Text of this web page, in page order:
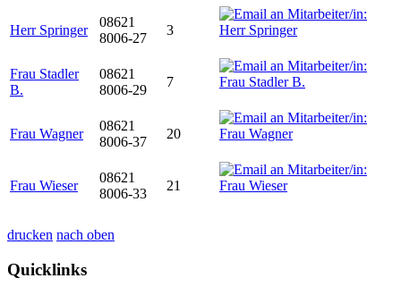
Herr Springer
08621
8006-27
3
Frau Stadler
B.
08621
8006-29
7
Frau Wagner
08621
8006-37
20
Frau Wieser
08621
8006-33
21
drucken nach oben
Quicklinks